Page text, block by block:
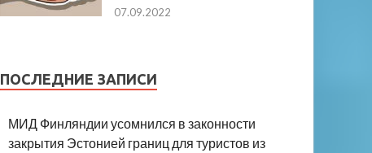
07.09.2022
ПОСЛЕДНИЕ ЗАПИСИ
МИД Финляндии усомнился в законности
закрытия Эстонией границ для туристов из